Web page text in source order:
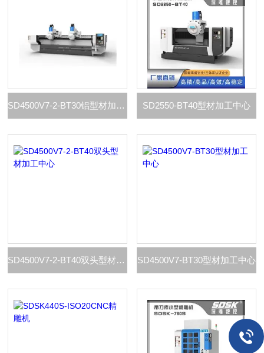
SD4500V7-2-BT30铝型材加工中心 SD2550-BT40型材加工中心
SD4500V7-2-BT40双头型材加工中心 SD4500V7-BT30型材加工中心